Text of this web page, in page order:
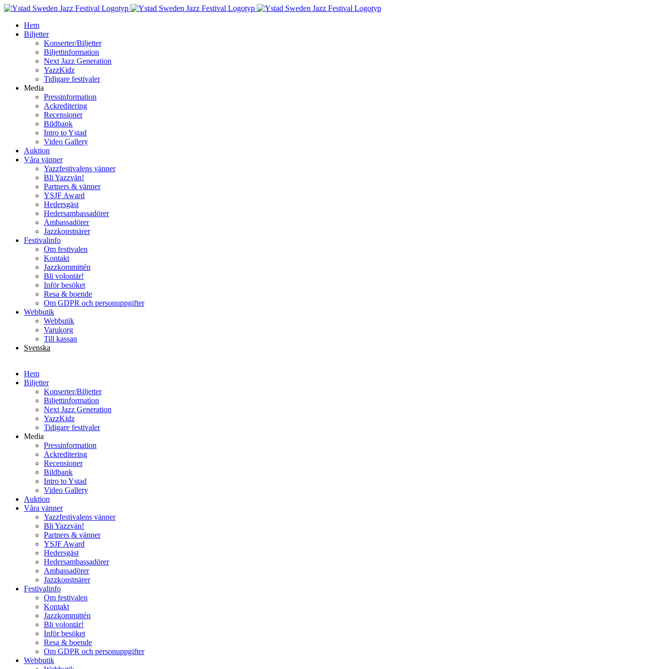
Fortsätt
innehållet
Hem
Biljetter
Konserter/Biljetter
Biljettinformation
Next Jazz Generation
YazzKidz
Tidigare festivaler
Media
Pressinformation
Ackreditering
Recensioner
Bildbank
Intro to Ystad
Video Gallery
Auktion
Våra vänner
Yazzfestivalens vänner
Bli Yazzvän!
Partners & vänner
YSJF Award
Hedersgäst
Hedersambassadörer
Ambassadörer
Jazzkonstnärer
Festivalinfo
Om festivalen
Kontakt
Jazzkommittén
Bli volontär!
Inför besöket
Resa & boende
Om GDPR och personuppgifter
Webbutik
Webbutik
Varukorg
Till kassan
Svenska
Hem
Biljetter
Konserter/Biljetter
Biljettinformation
Next Jazz Generation
YazzKidz
Tidigare festivaler
Media
Pressinformation
Ackreditering
Recensioner
Bildbank
Intro to Ystad
Video Gallery
Auktion
Våra vänner
Yazzfestivalens vänner
Bli Yazzvän!
Partners & vänner
YSJF Award
Hedersgäst
Hedersambassadörer
Ambassadörer
Jazzkonstnärer
Festivalinfo
Om festivalen
Kontakt
Jazzkommittén
Bli volontär!
Inför besöket
Resa & boende
Om GDPR och personuppgifter
Webbutik